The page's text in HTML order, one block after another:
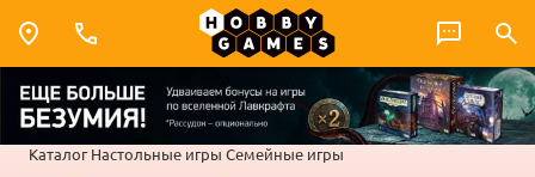
Каталог Настольные игры Семейные игры